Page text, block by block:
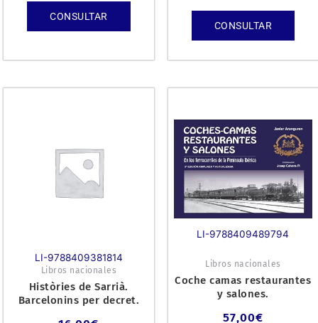
CONSULTAR
CONSULTAR
LI-9788409381814
Libros nacionales
Històries de Sarrià.
Barcelonins per decret.
LI-9788409489794
Libros nacionales
Coche camas restaurantes
y salones.
57,00€